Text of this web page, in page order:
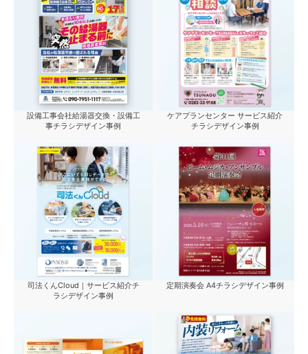
設備工事会社給湯器交換・設備工
事チラシデザイン事例
ケアプランセンター サービス紹介
チラシデザイン事例
司法くんCloud｜サービス紹介チ
ラシデザイン事例
定期演奏会 A4チラシデザイン事例